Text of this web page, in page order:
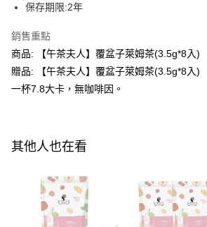
１．於結帳方式選擇「AFTEE先享後付」後，將跳
２．訂單成立數日內，您將收到繳費通知簡訊。
３．收到繳費通知簡訊後14天內，點擊此簡訊中的
ATM／網路銀行／等多元方式進行付款，方視為交
※ 請注意：結帳手續完成當下不需立刻繳費，但若
購買商品的店家。未經商家同意取消之訂單仍視為
後付繳納相關費用。
易，需依本服務之必要範圍內提供個人資料，並
權轉讓予恩沛科技股份有限公司。
２．關於個人資料處理事宜，請瀏覽以下網址：
https://aftee.tw/terms/#terms3
每筆NT$100，滿NT$600(含以上)免運費
每筆NT$100，滿NT$600(含以上)免運費
7-11付款取貨
付款後7-11取貨
每筆NT$100，滿NT$600(含以上)免運費
保存期限:2年
銷售重點
商品: 【午茶夫人】覆盆子萊姆茶(3.5g*8入)
贈品: 【午茶夫人】覆盆子萊姆茶(3.5g*8入)
一杯7.8大卡，無咖啡因。
其他人也在看